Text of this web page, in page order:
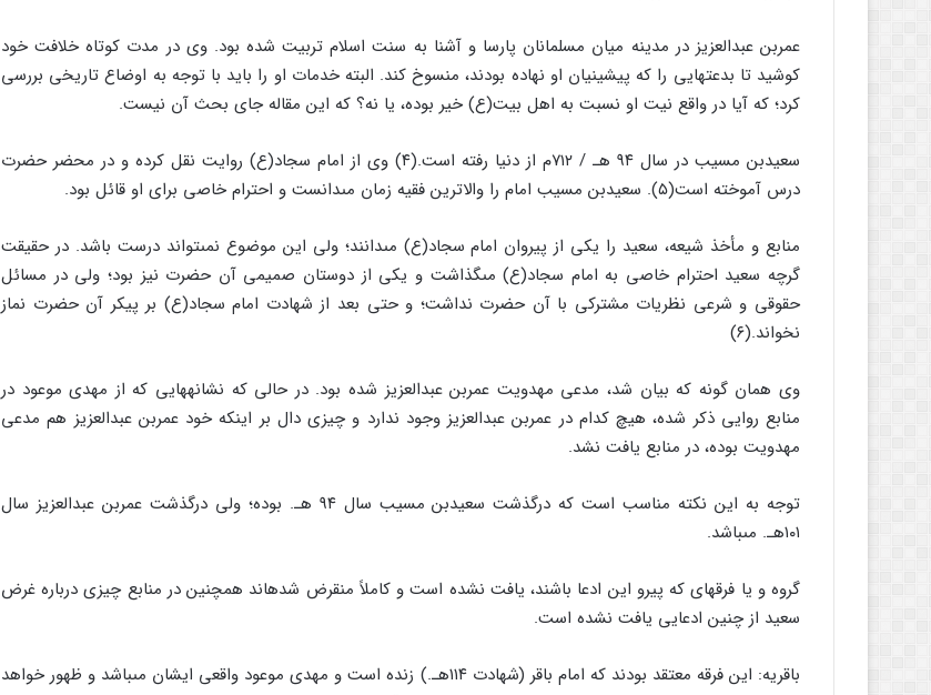
عمربن عبدالعزیز در مدینه میان مسلمانان پارسا و آشنا به سنت اسلام تربیت شده بود. وى در مدت کوتاه خلافت خود
کوشید تا بدعت‏هایى را که پیشینیان او نهاده بودند، منسوخ کند. البته خدمات او را باید با توجه به اوضاع تاریخى بررسى
کرد؛ که آیا در واقع نیت او نسبت به اهل بیت(ع) خیر بوده، یا نه؟ که این مقاله جاى بحث آن نیست.
سعیدبن مسیب در سال ۹۴ هـ / ۷۱۲م از دنیا رفته است.(۴) وى از امام سجاد(ع) روایت نقل کرده و در محضر حضرت
درس آموخته است(۵). سعیدبن مسیب امام را والاترین فقیه زمان مى‏دانست و احترام خاصى براى او قائل بود.
منابع و مأخذ شیعه، سعید را یکى از پیروان امام سجاد(ع) مى‏دانند؛ ولى این موضوع نمى‏تواند درست باشد. در حقیقت
گرچه سعید احترام خاصى به امام سجاد(ع) مى‏گذاشت و یکى از دوستان صمیمى آن حضرت نیز بود؛ ولى در مسائل
حقوقى و شرعى نظریات مشترکى با آن حضرت نداشت؛ و حتى بعد از شهادت امام سجاد(ع) بر پیکر آن حضرت نماز
نخواند.(۶)
وى همان گونه که بیان شد، مدعى مهدویت عمربن عبدالعزیز شده بود. در حالى که نشانه‏هایى که از مهدى موعود در
منابع روایى ذکر شده، هیچ کدام در عمربن عبدالعزیز وجود ندارد و چیزى دال بر اینکه خود عمربن عبدالعزیز هم مدعى
مهدویت بوده، در منابع یافت نشد.
توجه به این نکته مناسب است که درگذشت سعیدبن مسیب سال ۹۴ هـ. بوده؛ ولى درگذشت عمربن عبدالعزیز سال
۱۰۱هـ. مى‏باشد.
گروه و یا فرقه‏اى که پیرو این ادعا باشند، یافت نشده است و کاملاً منقرض شده‏اند همچنین در منابع چیزى درباره غرض
سعید از چنین ادعایى یافت نشده است.
باقریه: این فرقه معتقد بودند که امام باقر (شهادت ۱۱۴هـ.) زنده است و مهدى موعود واقعى ایشان مى‏باشد و ظهور خواهد